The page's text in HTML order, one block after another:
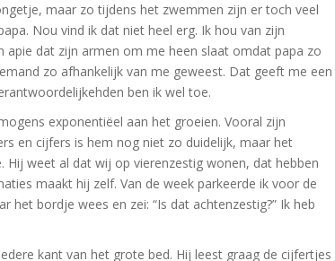
maar zo tijdens het zwemmen zijn er toch veel
Nou vind ik dat niet heel erg. Ik hou van zijn
apie dat zijn armen om me heen slaat omdat papa zo
zo afhankelijk van me geweest. Dat geeft me een
ben ik wel toe.
exponentiëel aan het groeien. Vooral zijn
en cijfers is hem nog niet zo duidelijk, maar het
weet al dat wij op vierenzestig wonen, dat hebben
maakt hij zelf. Van de week parkeerde ik voor de
het bordje wees en zei: “Is dat achtenzestig?” Ik heb
kant van het grote bed. Hij leest graag de cijfertjes